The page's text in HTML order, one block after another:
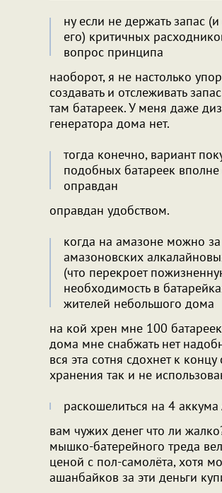
ну если не держать запас
его) критичных
вопрос принципа
наоборот, я не настолько
создавать и отслеживать
там батареек. У меня даже
генератора дома нет.
тогда конечно, вариант
подобных батареек вполне
оправдан
оправдан удобством.
когда на амазоне можно
амазоновских
(что перекроет
необходимость в
жителей небольшого дома
на кой хрен мне 100
дома мне снабжать нет
вся эта сотня сдохнет к концу
хранения так и не
раскошелиться на 4
вам чужих денег что ли
мышко-батерейного треда
ценой с пол-самолёта, хотя
ашанбайков за эти деньги